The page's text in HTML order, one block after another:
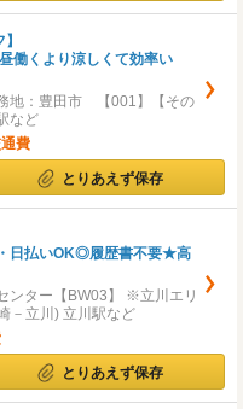
働くより涼しくて効率い
地：豊田市 【001】【その
など
費
とりあえず保存
日払いOK◎履歴書不要★高
ンター【BW03】 ※立川エリ
－立川) 立川駅など
とりあえず保存